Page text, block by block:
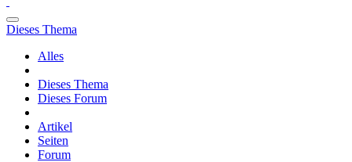
Dieses Thema
Alles
Dieses Thema
Dieses Forum
Artikel
Seiten
Forum